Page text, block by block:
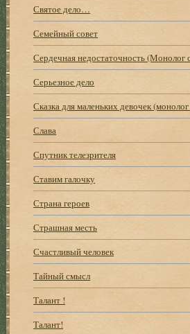
Святое дело…
Семейный совет
Сердечная недостаточность (Монолог
Серьезное дело
Сказка для маленьких девочек
Слава
Спутник телезрителя
Ставим галочку
Страна героев
Страшная месть
Счастливый человек
Тайный смысл
Талант !
Талант!